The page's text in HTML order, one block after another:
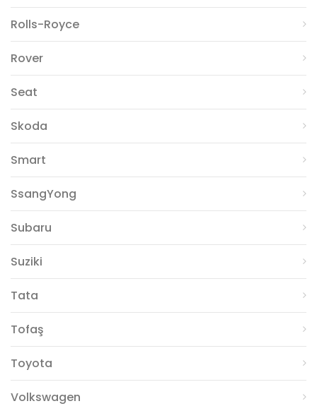
Rolls-Royce
Rover
Seat
Skoda
Smart
SsangYong
Subaru
Suziki
Tata
Tofaş
Toyota
Volkswagen